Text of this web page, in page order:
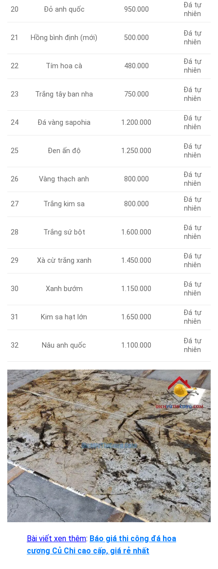
20 Đỏ anh quốc 950.000
Đá tự
nhiên
21 Hồng bình định (mới) 500.000
Đá tự
nhiên
22 Tím hoa cà 480.000
Đá tự
nhiên
23 Trắng tây ban nha 750.000
Đá tự
nhiên
24 Đá vàng sapohia 1.200.000
Đá tự
nhiên
25 Đen ấn độ 1.250.000
Đá tự
nhiên
26 Vàng thạch anh 800.000
Đá tự
nhiên
27 Trắng kim sa 800.000
Đá tự
nhiên
28 Trắng sứ bột 1.600.000
Đá tự
nhiên
29 Xà cừ trắng xanh 1.450.000
Đá tự
nhiên
30 Xanh bướm 1.150.000
Đá tự
nhiên
31 Kim sa hạt lớn 1.650.000
Đá tự
nhiên
32 Nâu anh quốc 1.100.000
Đá tự
nhiên
Bài viết xen thêm: Báo giá thi công đá hoa
cương Củ Chi cao cấp, giá rẻ nhất